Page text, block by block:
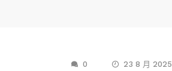
0 23 8 月 2025